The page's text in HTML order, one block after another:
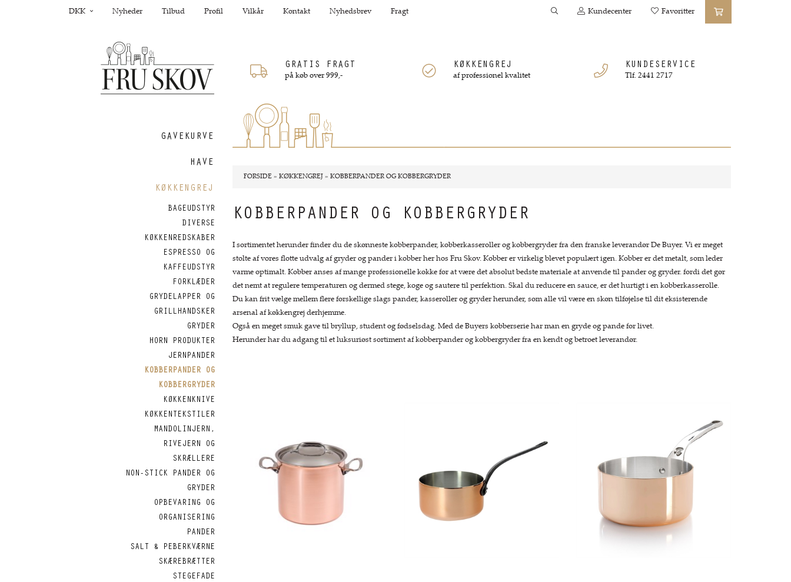
DKK Nyheder Tilbud Profil Vilkår Kontakt Nyhedsbrev Fragt Kundecenter Favoritter
GRATIS FRAGT
på køb over 999,-
KØKKENGREJ
af professionel kvalitet
KUNDESERVICE
Tlf. 2441 2717
GAVEKURVE
HAVE
KØKKENGREJ
BAGEUDSTYR
DIVERSE
KØKKENREDSKABER
ESPRESSO OG
KAFFEUDSTYR
FORKLÆDER
GRYDELAPPER OG
GRILLHANDSKER
GRYDER
HORN PRODUKTER
JERNPANDER
KOBBERPANDER OG
KOBBERGRYDER
KØKKENKNIVE
KØKKENTEKSTILER
MANDOLINJERN,
RIVEJERN OG
SKRÆLLERE
NON-STICK PANDER OG
GRYDER
OPBEVARING OG
ORGANISERING
PANDER
SALT & PEBERKVÆRNE
SKÆREBRÆTTER
STEGEFADE
FORSIDE» KØKKENGREJ » KOBBERPANDER OG KOBBERGRYDER
KOBBERPANDER OG KOBBERGRYDER
I sortimentet herunder finder du de skønneste kobberpander, kobberkasseroller og kobbergryder fra den franske leverandør De Buyer. Vi er meget
stolte af vores flotte udvalg af gryder og pander i kobber her hos Fru Skov. Kobber er virkelig blevet populært igen. Kobber er det metalt, som leder
varme optimalt. Kobber anses af mange professionelle kokke for at være det absolut bedste materiale at anvende til pander og gryder. fordi det gør
det nemt at regulere temperaturen og dermed stege, koge og sautere til perfektion. Skal du reducere en sauce, er det hurtigt i en kobberkasserolle.
Du kan frit vælge mellem flere forskellige slags pander, kasseroller og gryder herunder, som alle vil være en skøn tilføjelse til dit eksisterende
arsenal af køkkengrej derhjemme.
Også en meget smuk gave til bryllup, student og fødselsdag. Med de Buyers kobberserie har man en gryde og pande for livet.
Herunder har du adgang til et luksuriøst sortiment af kobberpander og kobbergryder fra en kendt og betroet leverandør.